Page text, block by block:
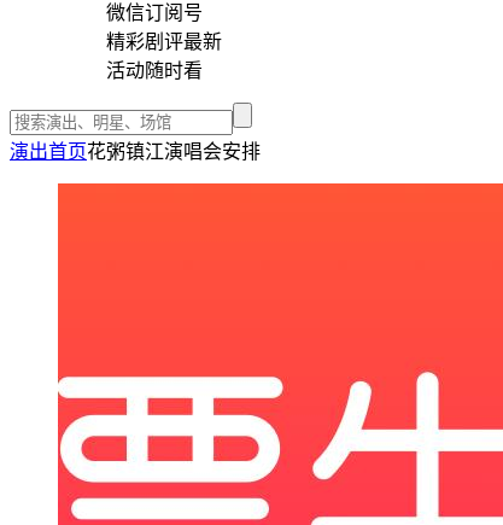
微信订阅号
精彩剧评最新
活动随时看
演出首页花粥镇江演唱会安排